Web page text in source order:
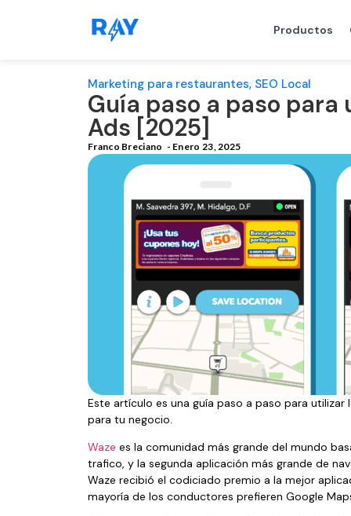
Productos
Marketing para restaurantes, SEO Local
Guía paso a paso para
Ads [2025]
Franco Breciano - Enero 23, 2025
Este artículo es una guía paso a paso para utilizar
para tu negocio.
Waze es la comunidad más grande del mundo
trafico, y la segunda aplicación más grande de
Waze recibió el codiciado premio a la mejor
mayoría de los conductores prefieren Google